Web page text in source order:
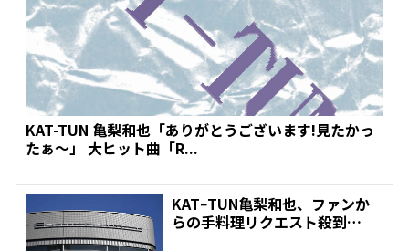
KAT-TUN 亀梨和也「ありがとうございます!見たかっ
たぁ～」 大ヒット曲「R...
KATｰTUN亀梨和也、ファンか
らの手料理リクエスト殺到